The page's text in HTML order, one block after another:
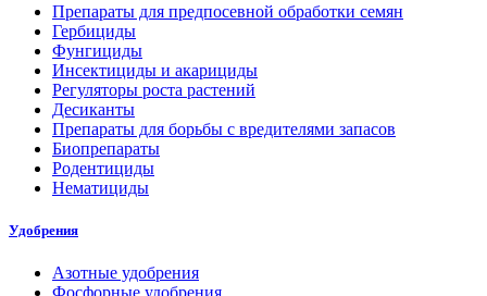
Препараты для предпосевной обработки семян
Гербициды
Фунгициды
Инсектициды и акарициды
Регуляторы роста растений
Десиканты
Препараты для борьбы с вредителями запасов
Биопрепараты
Родентициды
Нематициды
Удобрения
Азотные удобрения
Фосфорные удобрения